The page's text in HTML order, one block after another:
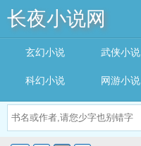
长夜小说网
玄幻小说 武侠小说
科幻小说 网游小说